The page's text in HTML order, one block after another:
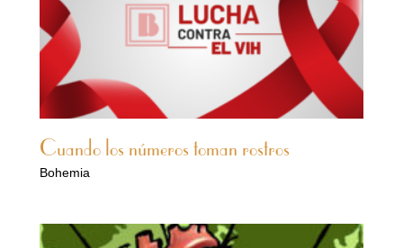
Cuando los números toman rostros
Bohemia